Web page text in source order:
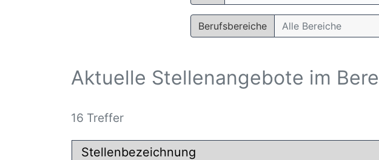
Berufsbereiche Alle Bereiche
Aktuelle Stellenangebote im
16 Treffer
Stellenbezeichnung